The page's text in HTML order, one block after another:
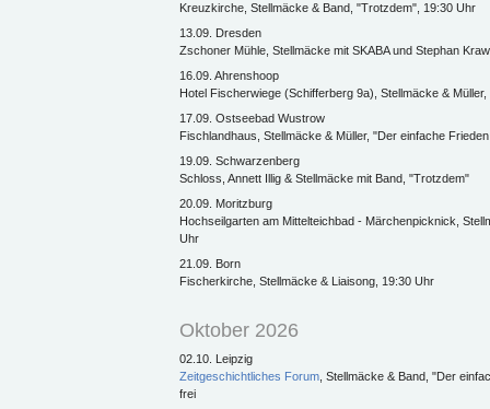
Kreuzkirche, Stellmäcke & Band, "Trotzdem", 19:30 Uhr
13.09. Dresden
Zschoner Mühle, Stellmäcke mit SKABA und Stephan
16.09. Ahrenshoop
Hotel Fischerwiege (Schifferberg 9a), Stellmäcke &
17.09. Ostseebad Wustrow
Fischlandhaus, Stellmäcke & Müller, "Der einfache
19.09. Schwarzenberg
Schloss, Annett Illig & Stellmäcke mit Band, "Trotzdem"
20.09. Moritzburg
Hochseilgarten am Mittelteichbad - Märchenpicknick,
Uhr
21.09. Born
Fischerkirche, Stellmäcke & Liaisong, 19:30 Uhr
Oktober 2026
02.10. Leipzig
Zeitgeschichtliches Forum , Stellmäcke & Band, "Der
frei